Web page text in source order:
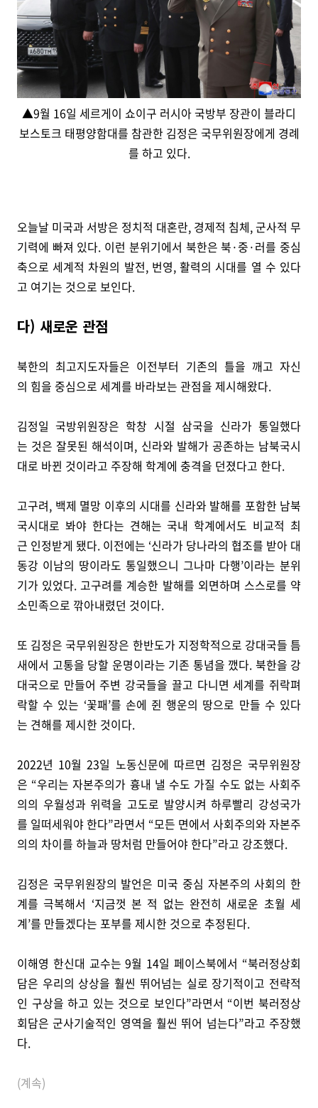
▲9월 16일 세르게이 쇼이구 러시아 국방부 장관이 블라디
보스토크 태평양함대를 참관한 김정은 국무위원장에게 경례
를 하고 있다.
오늘날 미국과 서방은 정치적 대혼란, 경제적 침체, 군사적 무
기력에 빠져 있다. 이런 분위기에서 북한은 북·중·러를 중심
축으로 세계적 차원의 발전, 번영, 활력의 시대를 열 수 있다
고 여기는 것으로 보인다.
다) 새로운 관점
북한의 최고지도자들은 이전부터 기존의 틀을 깨고 자신
의 힘을 중심으로 세계를 바라보는 관점을 제시해왔다.
김정일 국방위원장은 학창 시절 삼국을 신라가 통일했다
는 것은 잘못된 해석이며, 신라와 발해가 공존하는 남북국시
대로 바뀐 것이라고 주장해 학계에 충격을 던졌다고 한다.
고구려, 백제 멸망 이후의 시대를 신라와 발해를 포함한 남북
국시대로 봐야 한다는 견해는 국내 학계에서도 비교적 최
근 인정받게 됐다. 이전에는 ‘신라가 당나라의 협조를 받아 대
동강 이남의 땅이라도 통일했으니 그나마 다행’이라는 분위
기가 있었다. 고구려를 계승한 발해를 외면하며 스스로를 약
소민족으로 깎아내렸던 것이다.
또 김정은 국무위원장은 한반도가 지정학적으로 강대국들 틈
새에서 고통을 당할 운명이라는 기존 통념을 깼다. 북한을 강
대국으로 만들어 주변 강국들을 끌고 다니면 세계를 쥐락펴
락할 수 있는 ‘꽃패’를 손에 쥔 행운의 땅으로 만들 수 있다
는 견해를 제시한 것이다.
2022년 10월 23일 노동신문에 따르면 김정은 국무위원장
은 “우리는 자본주의가 흉내 낼 수도 가질 수도 없는 사회주
의의 우월성과 위력을 고도로 발양시켜 하루빨리 강성국가
를 일떠세워야 한다”라면서 “모든 면에서 사회주의와 자본주
의의 차이를 하늘과 땅처럼 만들어야 한다”라고 강조했다.
김정은 국무위원장의 발언은 미국 중심 자본주의 사회의 한
계를 극복해서 ‘지금껏 본 적 없는 완전히 새로운 초월 세
계’를 만들겠다는 포부를 제시한 것으로 추정된다.
이해영 한신대 교수는 9월 14일 페이스북에서 “북러정상회
담은 우리의 상상을 훨씬 뛰어넘는 실로 장기적이고 전략적
인 구상을 하고 있는 것으로 보인다”라면서 “이번 북러정상
회담은 군사기술적인 영역을 훨씬 뛰어 넘는다”라고 주장했
다.
(계속)